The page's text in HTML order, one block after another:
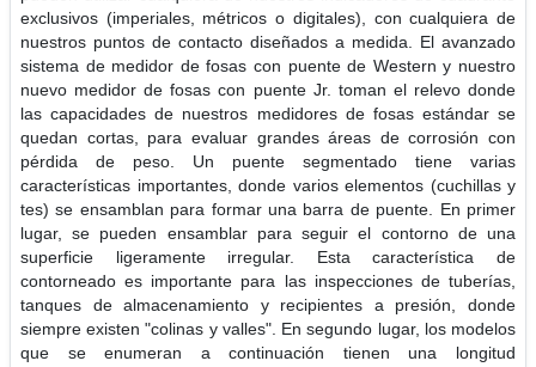
exclusivos (imperiales, métricos o digitales), con cualquiera de
nuestros puntos de contacto diseñados a medida. El avanzado
sistema de medidor de fosas con puente de Western y nuestro
nuevo medidor de fosas con puente Jr. toman el relevo donde
las capacidades de nuestros medidores de fosas estándar se
quedan cortas, para evaluar grandes áreas de corrosión con
pérdida de peso. Un puente segmentado tiene varias
características importantes, donde varios elementos (cuchillas y
tes) se ensamblan para formar una barra de puente. En primer
lugar, se pueden ensamblar para seguir el contorno de una
superficie ligeramente irregular. Esta característica de
contorneado es importante para las inspecciones de tuberías,
tanques de almacenamiento y recipientes a presión, donde
siempre existen "colinas y valles". En segundo lugar, los modelos
que se enumeran a continuación tienen una longitud